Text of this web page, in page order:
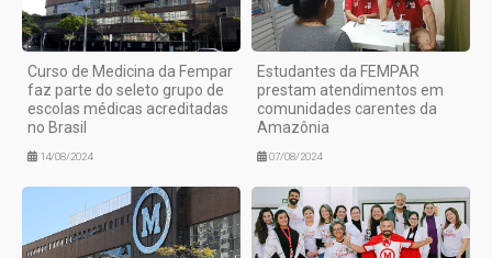
Curso de Medicina da Fempar
faz parte do seleto grupo de
escolas médicas acreditadas
no Brasil
14/08/2024
Estudantes da FEMPAR
prestam atendimentos em
comunidades carentes da
Amazônia
07/08/2024